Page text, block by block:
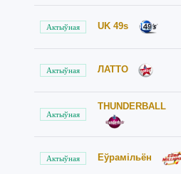
Актыўная UK 49s
Актыўная ЛАТТО
Актыўная
THUNDERBALL
Актыўная Еўрамільён